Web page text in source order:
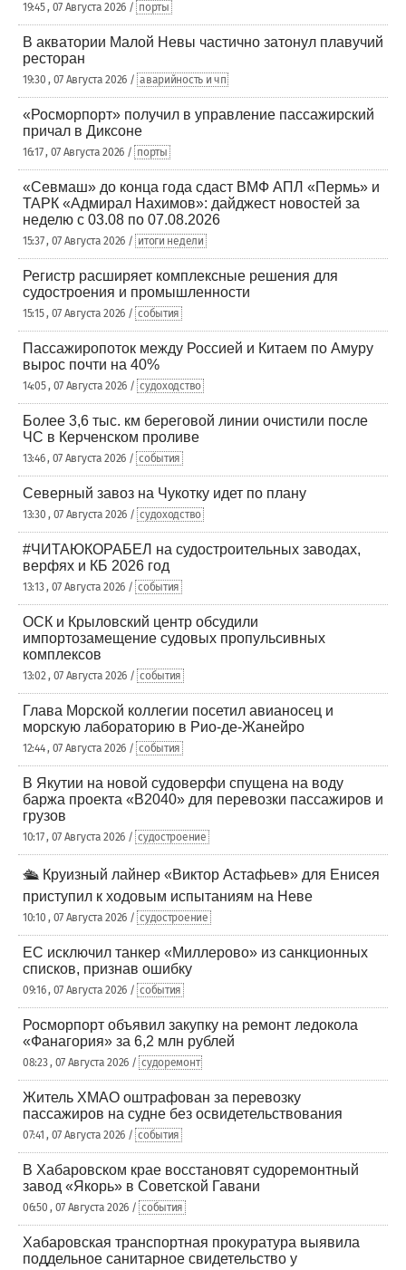
19:45 , 07 Августа 2026 / порты
В акватории Малой Невы частично затонул плавучий
ресторан
19:30 , 07 Августа 2026 / аварийность и чп
«Росморпорт» получил в управление пассажирский
причал в Диксоне
16:17 , 07 Августа 2026 / порты
«Севмаш» до конца года сдаст ВМФ АПЛ «Пермь» и
ТАРК «Адмирал Нахимов»: дайджест новостей за
неделю с 03.08 по 07.08.2026
15:37 , 07 Августа 2026 / итоги недели
Регистр расширяет комплексные решения для
судостроения и промышленности
15:15 , 07 Августа 2026 / события
Пассажиропоток между Россией и Китаем по Амуру
вырос почти на 40%
14:05 , 07 Августа 2026 / судоходство
Более 3,6 тыс. км береговой линии очистили после
ЧС в Керченском проливе
13:46 , 07 Августа 2026 / события
Северный завоз на Чукотку идет по плану
13:30 , 07 Августа 2026 / судоходство
#ЧИТАЮКОРАБЕЛ на судостроительных заводах,
верфях и КБ 2026 год
13:13 , 07 Августа 2026 / события
ОСК и Крыловский центр обсудили
импортозамещение судовых пропульсивных
комплексов
13:02 , 07 Августа 2026 / события
Глава Морской коллегии посетил авианосец и
морскую лабораторию в Рио-де-Жанейро
12:44 , 07 Августа 2026 / события
В Якутии на новой судоверфи спущена на воду
баржа проекта «В2040» для перевозки пассажиров и
грузов
10:17 , 07 Августа 2026 / судостроение
🛳️ Круизный лайнер «Виктор Астафьев» для Енисея
приступил к ходовым испытаниям на Неве
10:10 , 07 Августа 2026 / судостроение
ЕС исключил танкер «Миллерово» из санкционных
списков, признав ошибку
09:16 , 07 Августа 2026 / события
Росморпорт объявил закупку на ремонт ледокола
«Фанагория» за 6,2 млн рублей
08:23 , 07 Августа 2026 / судоремонт
Житель ХМАО оштрафован за перевозку
пассажиров на судне без освидетельствования
07:41 , 07 Августа 2026 / события
В Хабаровском крае восстановят судоремонтный
завод «Якорь» в Советской Гавани
06:50 , 07 Августа 2026 / события
Хабаровская транспортная прокуратура выявила
поддельное санитарное свидетельство у